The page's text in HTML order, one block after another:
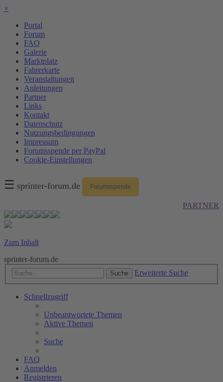
×
Portal
Forum
FAQ
Galerie
Marktplatz
Fahrerkarte
Veranstaltungen
Anleitungen
Partner
Links
Kontakt
Datenschutz
Nutzungsbedingungen
Impressum
Forumsspende per PayPal
Cookie-Einstellungen
☰ sprinter-forum.de Forumsspende
PARTNER
Zum Inhalt
sprinter-forum.de
Suche Erweiterte Suche
Schnellzugriff
Unbeantwortete Themen
Aktive Themen
Suche
FAQ
Anmelden
Registrieren